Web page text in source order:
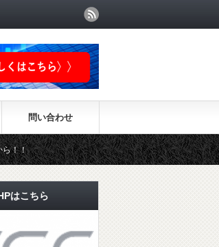
問い合わせ
はこちら